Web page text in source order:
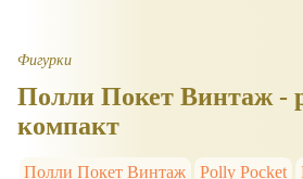
Фигурки
Полли Покет Винтаж -
компакт
Полли Покет Винтаж Polly Pocket